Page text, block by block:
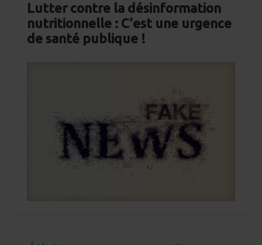
Lutter contre la désinformation
nutritionnelle : C’est une urgence
de santé publique !